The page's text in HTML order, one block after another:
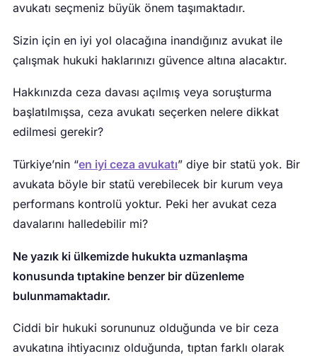
avukatı seçmeniz büyük önem taşımaktadır.
Sizin için en iyi yol olacağına inandığınız avukat ile
çalışmak hukuki haklarınızı güvence altına alacaktır.
Hakkınızda ceza davası açılmış veya soruşturma
başlatılmışsa, ceza avukatı seçerken nelere dikkat
edilmesi gerekir?
Türkiye’nin “en iyi ceza avukatı” diye bir statü yok. Bir
avukata böyle bir statü verebilecek bir kurum veya
performans kontrolü yoktur. Peki her avukat ceza
davalarını halledebilir mi?
Ne yazık ki ülkemizde hukukta uzmanlaşma
konusunda tıptakine benzer bir düzenleme
bulunmamaktadır.
Ciddi bir hukuki sorununuz olduğunda ve bir ceza
avukatına ihtiyacınız olduğunda, tıptan farklı olarak